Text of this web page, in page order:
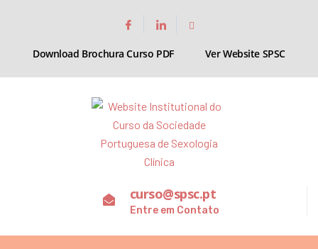
Download Brochura Curso PDF Ver Website SPSC
curso@spsc.pt
Entre em Contato